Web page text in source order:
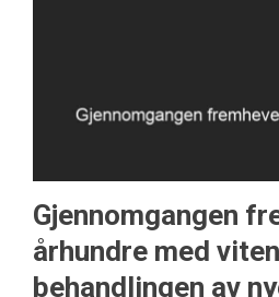
Gjennomgangen
århundre med
behandlingen av